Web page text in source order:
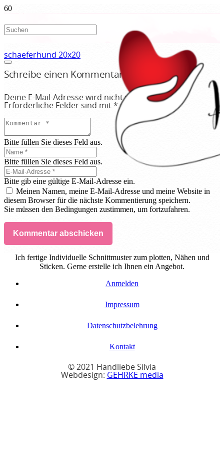
schaeferhund 20x20
Schreibe einen Kommentar
Deine E-Mail-Adresse wird nicht veröffentlicht.
Erforderliche Felder sind mit *markiert
Bitte füllen Sie dieses Feld aus.
Bitte füllen Sie dieses Feld aus.
Bitte gib eine gültige E-Mail-Adresse ein.
Meinen Namen, meine E-Mail-Adresse und meine Website in
diesem Browser für die nächste Kommentierung speichern.
Sie müssen den Bedingungen zustimmen, um fortzufahren.
Kommentar abschicken
Ich fertige Individuelle Schnittmuster zum plotten, Nähen und
Sticken. Gerne erstelle ich Ihnen ein Angebot.
Anmelden
Impressum
Datenschutzbelehrung
Kontakt
© 2021 Handliebe Silvia
Webdesign: GEHRKE media